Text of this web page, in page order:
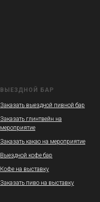
ВЫЕЗДНОЙ БАР
Заказать выездной пивной бар
Заказать глинтвейн на
мероприятие
Заказать какао на мероприятие
Выездной кофе бар
Кофе на выставку
Заказать пиво на выставку